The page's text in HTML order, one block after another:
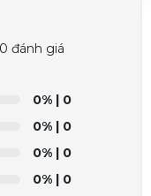
0 đánh giá
0% | 0
0% | 0
0% | 0
0% | 0